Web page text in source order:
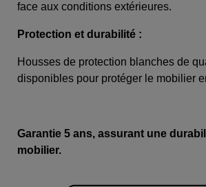
face aux conditions extérieures.
Protection et durabilité :
Housses de protection blanches de
disponibles pour protéger le mobilier
Garantie 5 ans, assurant une
mobilier.